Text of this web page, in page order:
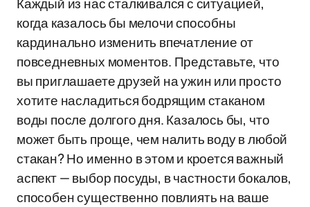
когда казалось бы мелочи способны
кардинально изменить впечатление от
повседневных моментов. Представьте, что
вы приглашаете друзей на ужин или просто
хотите насладиться бодрящим стаканом
воды после долгого дня. Казалось бы, что
может быть проще, чем налить воду в любой
стакан? Но именно в этом и кроется важный
аспект — выбор посуды, в частности бокалов,
способен существенно повлиять на ваше